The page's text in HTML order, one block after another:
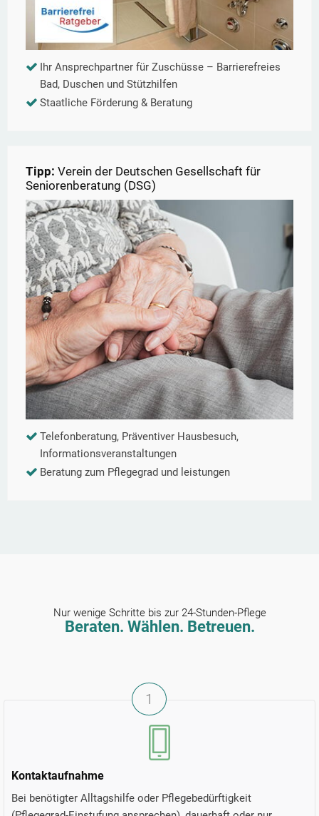
Ihr Ansprechpartner für Zuschüsse – Barrierefreies
Bad, Duschen und Stützhilfen
Staatliche Förderung & Beratung
Tipp: Verein der Deutschen Gesellschaft für
Seniorenberatung (DSG)
Telefonberatung, Präventiver Hausbesuch,
Informationsveranstaltungen
Beratung zum Pflegegrad und leistungen
Nur wenige Schritte bis zur 24-Stunden-Pflege
Beraten. Wählen. Betreuen.
Kontaktaufnahme
Bei benötigter Alltagshilfe oder Pflegebedürftigkeit
1